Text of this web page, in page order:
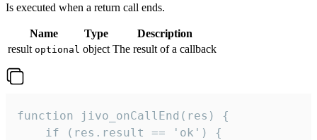
Is executed when a return call ends.
Name Type
Description
result optional object The result of a callback
function jivo_onCallEnd(res) {
    if (res.result == 'ok') {